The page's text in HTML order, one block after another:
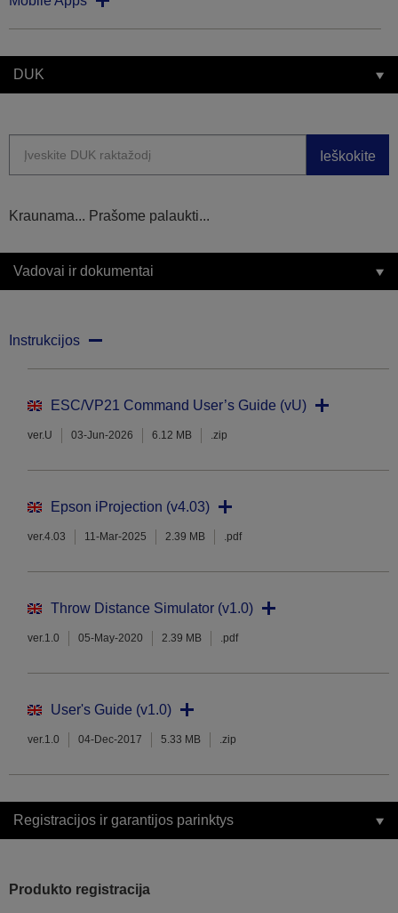
DUK
Ieškokite
Kraunama... Prašome palaukti...
Vadovai ir dokumentai
Instrukcijos
ESC/VP21 Command User’s Guide (vU)
ver.U 03-Jun-2026 6.12 MB .zip
Epson iProjection (v4.03)
ver.4.03 11-Mar-2025 2.39 MB .pdf
Throw Distance Simulator (v1.0)
ver.1.0 05-May-2020 2.39 MB .pdf
User's Guide (v1.0)
ver.1.0 04-Dec-2017 5.33 MB .zip
Registracijos ir garantijos parinktys
Produkto registracija